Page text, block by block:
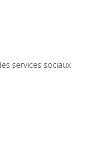
services sociaux